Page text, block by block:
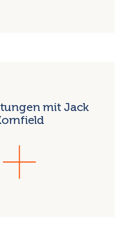
mit Jack